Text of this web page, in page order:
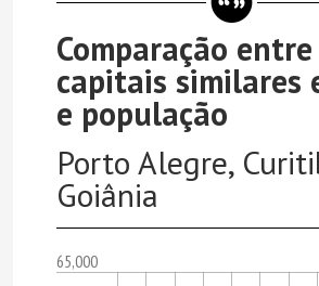
Comparação
capitais similares
e população
Porto Alegre,
Goiânia
65,000